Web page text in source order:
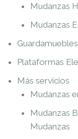
Mudanzas
Mudanzas
Guardamuebles
Plataformas
Más servicios
Mudanzas
Mudanzas
Mudanzas